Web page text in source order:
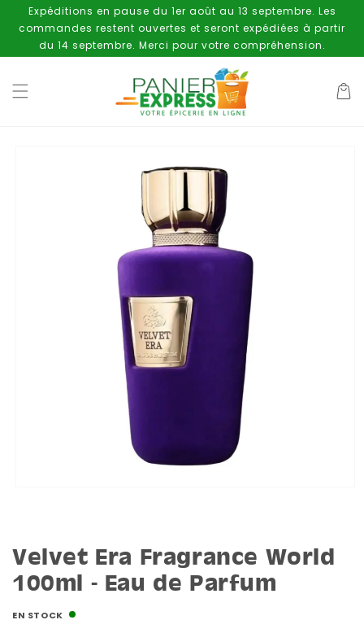
et
passer
au
contenu
Expéditions en pause du 1er août au 13 septembre. Les
commandes restent ouvertes et seront expédiées à partir
du 14 septembre. Merci pour votre compréhension.
Panier
Velvet Era Fragrance World
100ml - Eau de Parfum
EN STOCK